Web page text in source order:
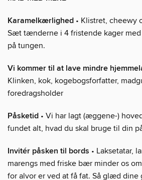
Karamelkærlighed • Klistret, cheewy
Sæt tænderne i 4 fristende kager med
på tungen.
Vi kommer til at lave mindre
Klinken, kok, kogebogsforfatter,
foredragsholder
Påsketid • Vi har lagt (æggene-)
fundet alt, hvad du skal bruge til din
Invitér påsken til bords • Laksetatar,
marengs med friske bær minder os
for alvor er ved at få fat. Så glæd